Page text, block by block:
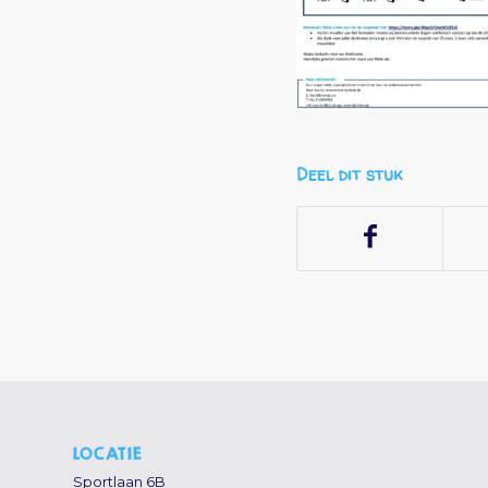
Deel dit stuk
LOCATIE
Sportlaan 6B